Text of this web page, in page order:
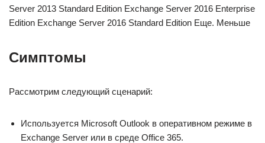
Server 2013 Standard Edition Exchange Server 2016 Enterprise
Edition Exchange Server 2016 Standard Edition Еще. Меньше
Симптомы
Рассмотрим следующий сценарий:
Используется Microsoft Outlook в оперативном режиме в
Exchange Server или в среде Office 365.